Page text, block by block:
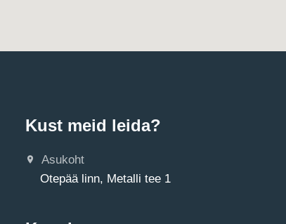
Kust meid leida?
Asukoht
Otepää linn, Metalli tee 1